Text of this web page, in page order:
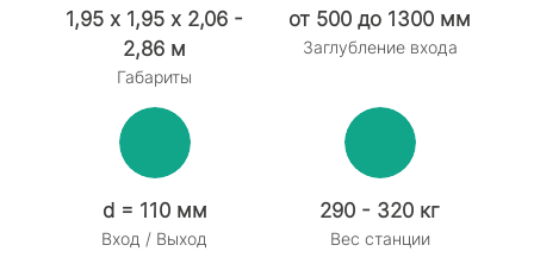
1,95 х 1,95 х 2,06 -
2,86 м
Габариты
от 500 до 1300 мм
Заглубление входа
d = 110 мм
Вход / Выход
290 - 320 кг
Вес станции